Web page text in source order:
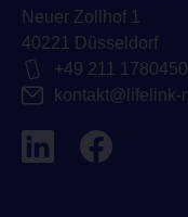
Neuer Zollhof 1
40221 Düsseldorf
+49 211
kontakt@lifelink-